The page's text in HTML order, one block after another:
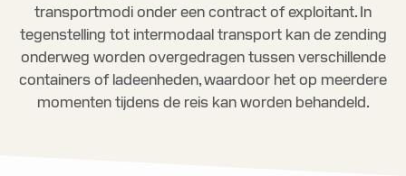
transportmodi onder een contract of exploitant. In
tegenstelling tot intermodaal transport kan de zending
onderweg worden overgedragen tussen verschillende
containers of ladeenheden, waardoor het op meerdere
momenten tijdens de reis kan worden behandeld.